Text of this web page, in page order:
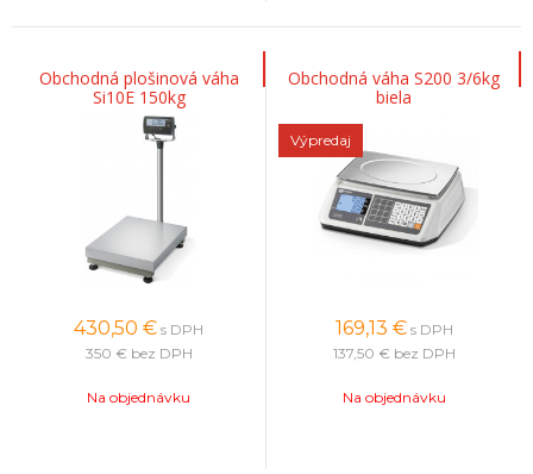
Obchodná plošinová váha
Si10E 150kg
430,50 € s DPH
350 € bez DPH
Na objednávku
Obchodná váha S200 3/6kg
biela
Výpredaj
169,13 € s DPH
137,50 € bez DPH
Na objednávku